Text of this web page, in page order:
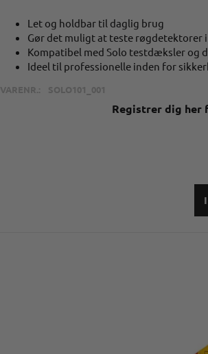
Let og holdbar til daglig brug
Gør det muligt at teste røgdetektorer
Kompatibel med Solo testdæksler og
Ideel til professionelle inden for
VARENR.: SOLO101_001
Registrer dig her